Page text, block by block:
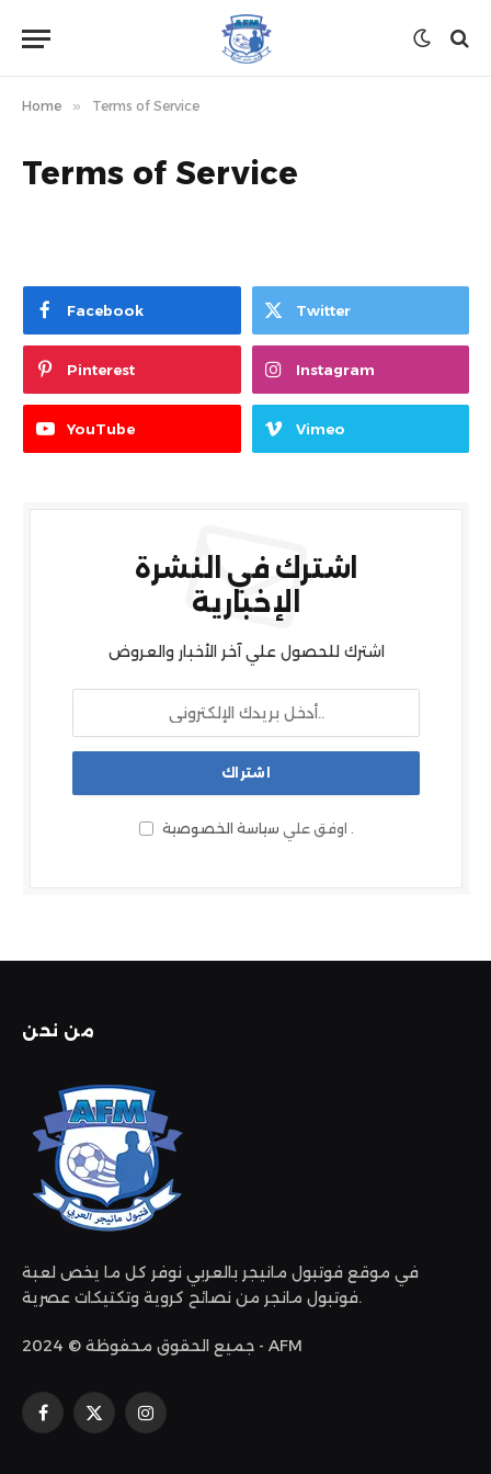
Home » Terms of Service
Terms of Service
Facebook Twitter
Pinterest Instagram
YouTube Vimeo
اشترك في النشرة
الإخبارية
اشترك للحصول علي آخر الأخبار والعروض
اوفق علي سياسة الخصوصية .
من نحن
في موقع فوتبول مانيجر بالعربي نوفر كل ما يخص لعبة
فوتبول مانجر من نصائح كروية وتكتيكات عصرية.
جميع الحقوق محفوظة © 2024 - AFM
فيسبوك
X
الانستغرام